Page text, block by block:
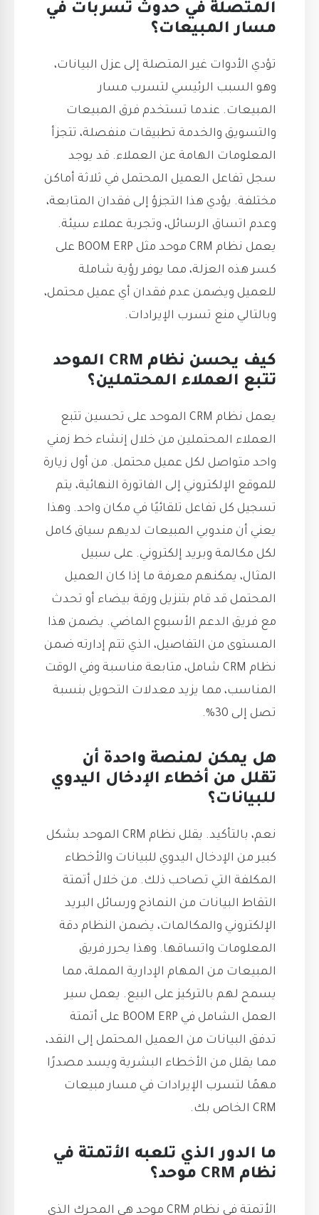
المتصلة في حدوث تسربات في
مسار المبيعات؟
تؤدي الأدوات غير المتصلة إلى عزل البيانات،
وهو السبب الرئيسي لتسرب مسار
المبيعات. عندما تستخدم فرق المبيعات
والتسويق والخدمة تطبيقات منفصلة، تتجزأ
المعلومات الهامة عن العملاء. قد يوجد
سجل تفاعل العميل المحتمل في ثلاثة أماكن
مختلفة. يؤدي هذا التجزؤ إلى فقدان المتابعة،
وعدم اتساق الرسائل، وتجربة عملاء سيئة.
يعمل نظام CRM موحد مثل BOOM ERP على
كسر هذه العزلة، مما يوفر رؤية شاملة
للعميل ويضمن عدم فقدان أي عميل محتمل،
وبالتالي منع تسرب الإيرادات.
كيف يحسن نظام CRM الموحد
تتبع العملاء المحتملين؟
يعمل نظام CRM الموحد على تحسين تتبع
العملاء المحتملين من خلال إنشاء خط زمني
واحد متواصل لكل عميل محتمل. من أول زيارة
للموقع الإلكتروني إلى الفاتورة النهائية، يتم
تسجيل كل تفاعل تلقائيًا في مكان واحد. وهذا
يعني أن مندوبي المبيعات لديهم سياق كامل
لكل مكالمة وبريد إلكتروني. على سبيل
المثال، يمكنهم معرفة ما إذا كان العميل
المحتمل قد قام بتنزيل ورقة بيضاء أو تحدث
مع فريق الدعم الأسبوع الماضي. يضمن هذا
المستوى من التفاصيل، الذي تتم إدارته ضمن
نظام CRM شامل، متابعة مناسبة وفي الوقت
المناسب، مما يزيد معدلات التحويل بنسبة
تصل إلى 30%.
هل يمكن لمنصة واحدة أن
تقلل من أخطاء الإدخال اليدوي
للبيانات؟
نعم، بالتأكيد. يقلل نظام CRM الموحد بشكل
كبير من الإدخال اليدوي للبيانات والأخطاء
المكلفة التي تصاحب ذلك. من خلال أتمتة
التقاط البيانات من النماذج ورسائل البريد
الإلكتروني والمكالمات، يضمن النظام دقة
المعلومات واتساقها. وهذا يحرر فريق
المبيعات من المهام الإدارية المملة، مما
يسمح لهم بالتركيز على البيع. يعمل سير
العمل الشامل في BOOM ERP على أتمتة
تدفق البيانات من العميل المحتمل إلى النقد،
مما يقلل من الأخطاء البشرية ويسد مصدرًا
مهمًا لتسرب الإيرادات في مسار مبيعات
CRM الخاص بك.
ما الدور الذي تلعبه الأتمتة في
نظام CRM موحد؟
الأتمتة في نظام CRM موحد هي المحرك الذي